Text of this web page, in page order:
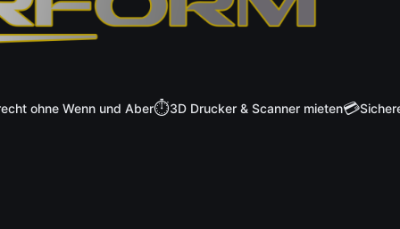
ohne Wenn und Aber⏱️3D Drucker & Scanner mieten💳Sichere